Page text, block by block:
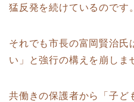
猛反発を続けているのです。
それでも市長の富岡賢治氏
い」と強行の構えを崩しま
共働きの保護者から「子ど